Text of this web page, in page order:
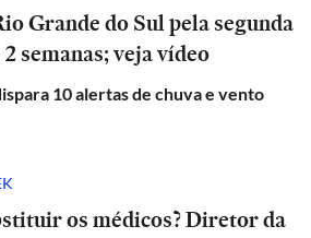
Grande do Sul pela segunda
semanas; veja vídeo
10 alertas de chuva e vento
os médicos? Diretor da